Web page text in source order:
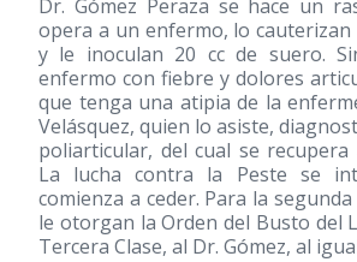
Dr. Gómez Peraza se hace un
opera a un enfermo, lo
y le inoculan 20 cc de suero.
enfermo con fiebre y dolores
que tenga una atipia de la
Velásquez, quien lo asiste,
poliarticular, del cual se
La lucha contra la Peste se
comienza a ceder. Para la
le otorgan la Orden del Busto del
Tercera Clase, al Dr. Gómez, al